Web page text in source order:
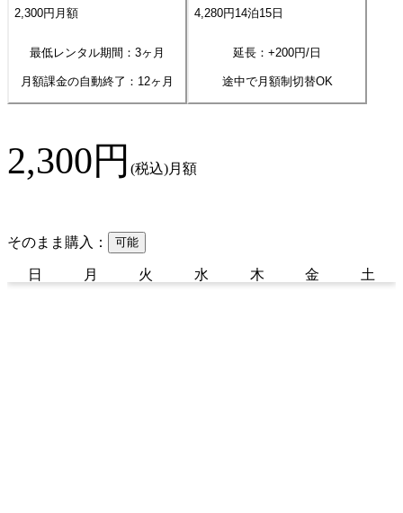
2,300円 月額
最低レンタル期間：3ヶ月
月額課金の自動終了： 12ヶ月
4,280円14泊15日
延長：+200円/日
途中で月額制切替OK
2,300円 (税込)月額
そのまま購入： 可能
日 月 火 水 木 金 土